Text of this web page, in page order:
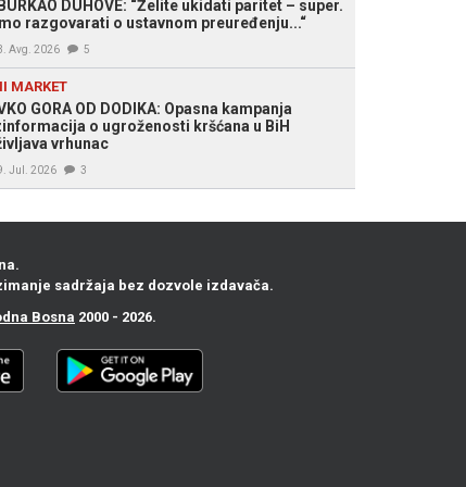
DUHOVE: “Želite ukidati paritet – super.
razgovarati o ustavnom preuređenju...“
Avg. 2026 5
MARKET
GORA OD DODIKA: Opasna kampanja
o ugroženosti kršćana u BiH
vrhunac
Jul. 2026 3
sadržaja bez dozvole izdavača.
Bosna 2000 - 2026.